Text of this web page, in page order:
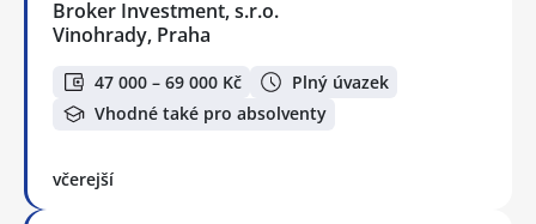
Broker Investment, s.r.o.
Vinohrady, Praha
47 000 – 69 000 Kč
Plný úvazek
Vhodné také pro absolventy
včerejší